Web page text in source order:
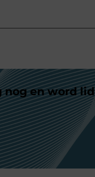
nog en word lid